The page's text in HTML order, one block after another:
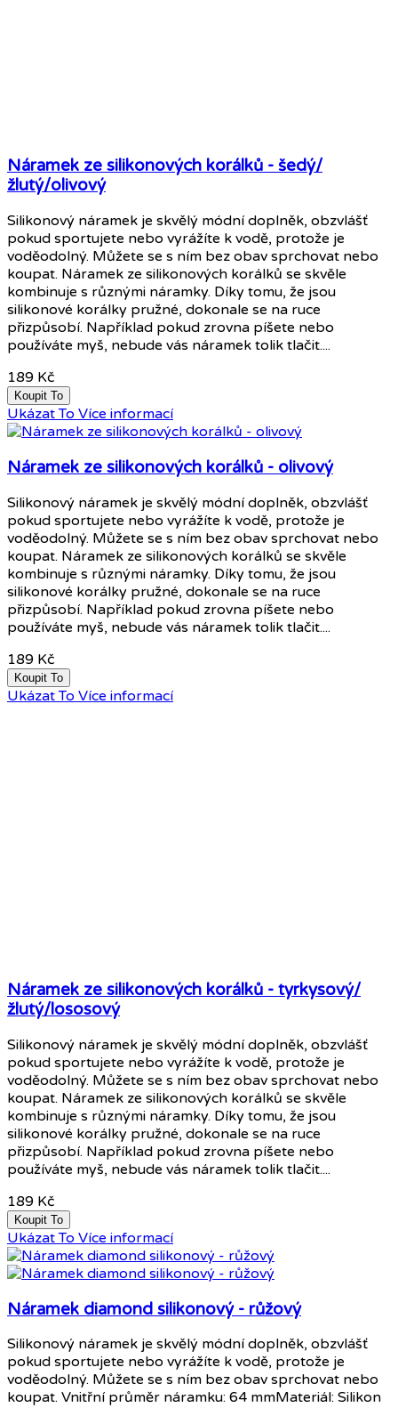
Náramek ze silikonových korálků - šedý/
žlutý/olivový
Silikonový náramek je skvělý módní doplněk, obzvlášť
pokud sportujete nebo vyrážíte k vodě, protože je
voděodolný. Můžete se s ním bez obav sprchovat nebo
koupat. Náramek ze silikonových korálků se skvěle
kombinuje s různými náramky. Díky tomu, že jsou
silikonové korálky pružné, dokonale se na ruce
přizpůsobí. Například pokud zrovna píšete nebo
používáte myš, nebude vás náramek tolik tlačit....
189 Kč
Koupit To
Ukázat To Více informací
Náramek ze silikonových korálků - olivový
Silikonový náramek je skvělý módní doplněk, obzvlášť
pokud sportujete nebo vyrážíte k vodě, protože je
voděodolný. Můžete se s ním bez obav sprchovat nebo
koupat. Náramek ze silikonových korálků se skvěle
kombinuje s různými náramky. Díky tomu, že jsou
silikonové korálky pružné, dokonale se na ruce
přizpůsobí. Například pokud zrovna píšete nebo
používáte myš, nebude vás náramek tolik tlačit....
189 Kč
Koupit To
Ukázat To Více informací
Náramek ze silikonových korálků - tyrkysový/
žlutý/lososový
Silikonový náramek je skvělý módní doplněk, obzvlášť
pokud sportujete nebo vyrážíte k vodě, protože je
voděodolný. Můžete se s ním bez obav sprchovat nebo
koupat. Náramek ze silikonových korálků se skvěle
kombinuje s různými náramky. Díky tomu, že jsou
silikonové korálky pružné, dokonale se na ruce
přizpůsobí. Například pokud zrovna píšete nebo
používáte myš, nebude vás náramek tolik tlačit....
189 Kč
Koupit To
Ukázat To Více informací
Náramek diamond silikonový - růžový
Silikonový náramek je skvělý módní doplněk, obzvlášť
pokud sportujete nebo vyrážíte k vodě, protože je
voděodolný. Můžete se s ním bez obav sprchovat nebo
koupat. Vnitřní průměr náramku: 64 mmMateriál: Silikon